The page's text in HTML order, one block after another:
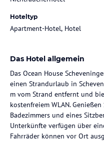
Hoteltyp
Apartment-Hotel, Hotel
Das Hotel allgemein
Das Ocean House
einen Strandurlaub in
m vom Strand entfernt und
kostenfreiem WLAN.
Badezimmers und eines
Unterkünfte verfügen über
Fahrräder können vor Ort